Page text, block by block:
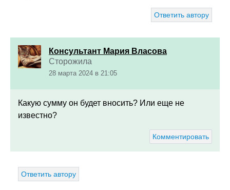
Ответить автору
Консультант Мария Власова
Сторожила
28 марта 2024 в 21:05
Какую сумму он будет вносить? Или еще не
известно?
Комментировать
Ответить автору